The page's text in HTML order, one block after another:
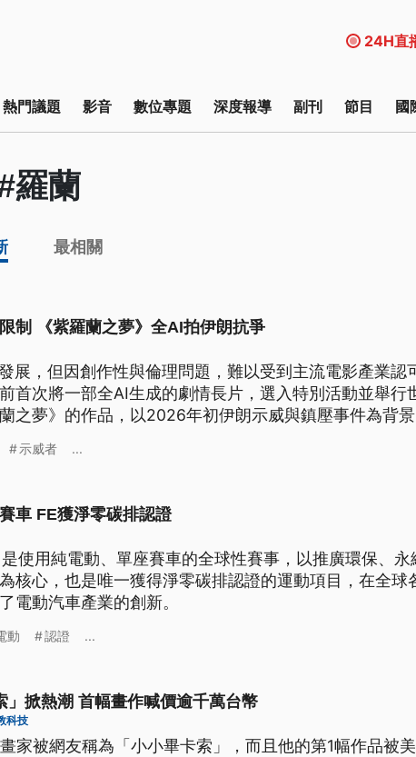
24H直
熱門議題 影音 數位專題 深度報導 副刊 節目 國
羅蘭
最相關
制 《紫羅蘭之夢》全AI拍伊朗抗爭
展，但因創作性與倫理問題，難以受到主流電影產業認
首次將一部全AI生成的劇情長片，選入特別活動並舉行
之夢》的作品，以2026年初伊朗示威與鎮壓事件為背景
示威者 ...
車 FE獲淨零碳排認證
使用純電動、單座賽車的全球性賽事，以推廣環保、永
核心，也是唯一獲得淨零碳排認證的運動項目，在全球
電動汽車產業的創新。
動 認證 ...
」掀熱潮 首幅畫作喊價逾千萬台幣
科技
家被網友稱為「小小畢卡索」，而且他的第1幅作品被